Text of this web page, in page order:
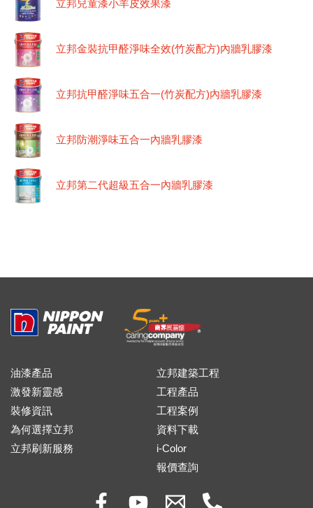
立邦兒童漆小羊皮效果漆
立邦金裝抗甲醛淨味全效(竹炭配方)內牆乳膠漆
立邦抗甲醛淨味五合一(竹炭配方)內牆乳膠漆
立邦防潮淨味五合一內牆乳膠漆
立邦第二代超級五合一內牆乳膠漆
油漆產品
激發新靈感
裝修資訊
為何選擇立邦
立邦刷新服務
立邦建築工程
工程產品
工程案例
資料下載
i-Color
報價查詢